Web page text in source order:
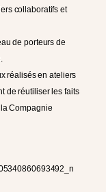
collaboratifs et
de porteurs de
réalisés en ateliers
de réutiliser les faits
Compagnie